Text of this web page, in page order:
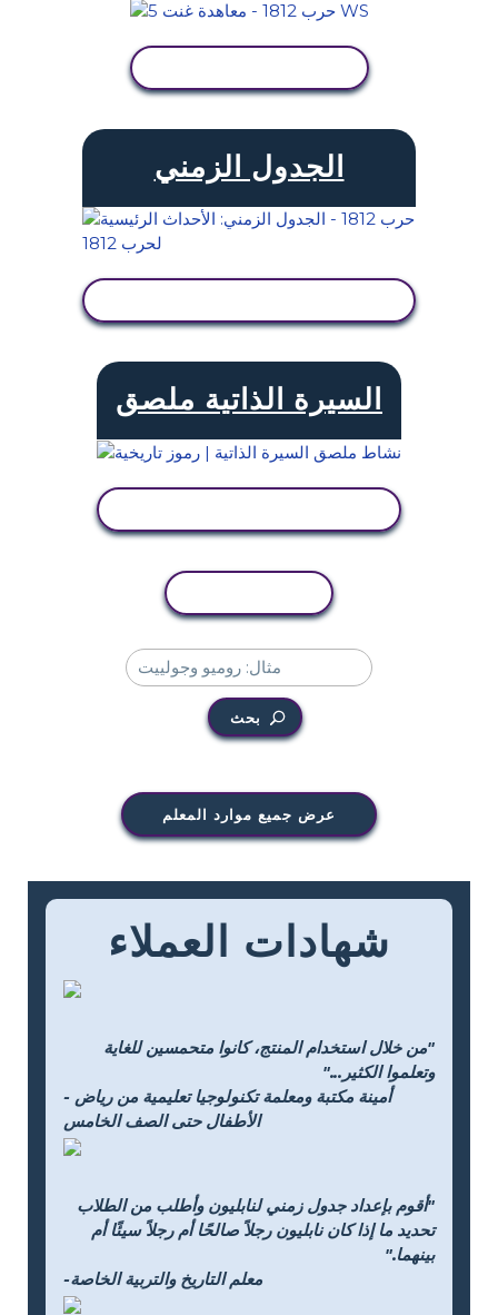
الجدول الزمني
السيرة الذاتية ملصق
بحث
عرض جميع موارد المعلم
شهادات العملاء
"من خلال استخدام المنتج، كانوا متحمسين للغاية
وتعلموا الكثير..."
- أمينة مكتبة ومعلمة تكنولوجيا تعليمية من رياض
الأطفال حتى الصف الخامس
"أقوم بإعداد جدول زمني لنابليون وأطلب من الطلاب
تحديد ما إذا كان نابليون رجلاً صالحًا أم رجلاً سيئًا أم
بينهما."
-معلم التاريخ والتربية الخاصة